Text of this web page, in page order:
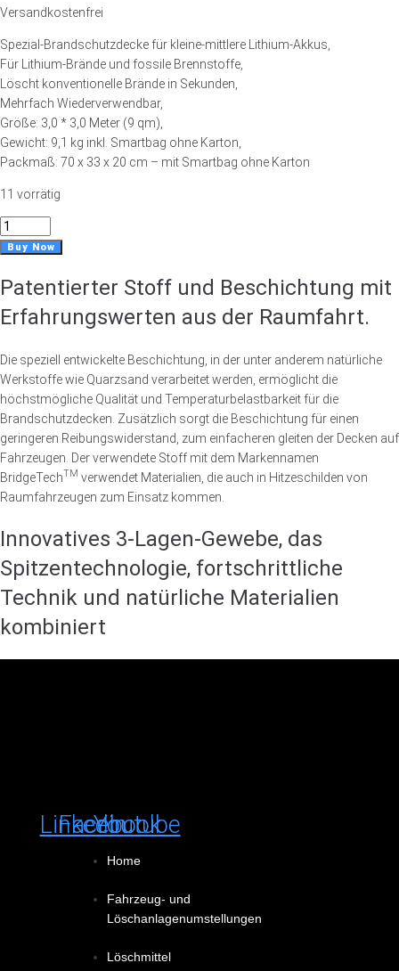
Versandkostenfrei
Spezial-Brandschutzdecke für kleine-mittlere Lithium-Akkus,
Für Lithium-Brände und fossile Brennstoffe,
Löscht konventionelle Brände in Sekunden,
Mehrfach Wiederverwendbar,
Größe: 3,0 * 3,0 Meter (9 qm),
Gewicht: 9,1 kg inkl. Smartbag ohne Karton,
Packmaß: 70 x 33 x 20 cm – mit Smartbag ohne Karton
11 vorrätig
EXTREME
Series
MULTIPURPOSE
Pro
Menge
Buy Now
Patentierter Stoff und Beschichtung mit
Erfahrungswerten aus der Raumfahrt.
Die speziell entwickelte Beschichtung, in der unter anderem natürliche
Werkstoffe wie Quarzsand verarbeitet werden, ermöglicht die
höchstmögliche Qualität und Temperaturbelastbarkeit für die
Brandschutzdecken. Zusätzlich sorgt die Beschichtung für einen
geringeren Reibungswiderstand, zum einfacheren gleiten der Decken auf
Fahrzeugen. Der verwendete Stoff mit dem Markennamen
BridgeTechTM verwendet Materialien, die auch in Hitzeschilden von
Raumfahrzeugen zum Einsatz kommen.
Innovatives 3-Lagen-Gewebe, das
Spitzentechnologie, fortschrittliche
Technik und natürliche Materialien
kombiniert
Linkedin
Facebook
Youtube
Home
Fahrzeug- und
Löschanlagenumstellungen
Löschmittel